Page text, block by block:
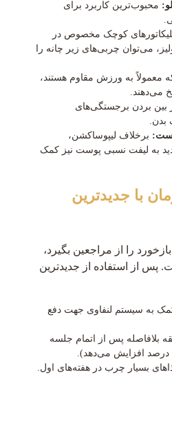
محبوب‌ترین کاربرد برای
کوچک مخصوص در
می‌توان چربی‌های زیر چانه را
معمولاً به ورزش مقاوم هستند،
می‌دهند.
بین بردن برجستگی‌های
بدن.
برخلاف لیپوساکشن،
به لیفت نسبی پوست نیز کمک
با جدیدترین
را از مراجعین بگیرد،
پس از استفاده از جدیدترین
به سیستم لنفاوی جهت دفع
ناحیه به مدت ۵ دقیقه بلافاصله پس از اتمام جلسه
بسیار چرب در هفته‌های اول.